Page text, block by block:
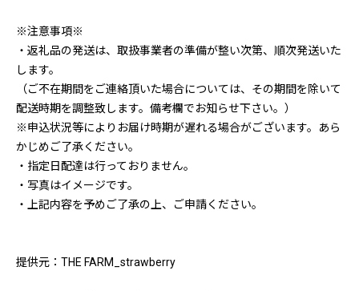
※注意事項※
・返礼品の発送は、取扱事業者の準備が整い次第、順次発送いた
します。
（ご不在期間をご連絡頂いた場合については、その期間を除いて
配送時期を調整致します。備考欄でお知らせ下さい。）
※申込状況等によりお届け時期が遅れる場合がございます。あら
かじめご了承ください。
・指定日配達は行っておりません。
・写真はイメージです。
・上記内容を予めご了承の上、ご申請ください。
提供元：THE FARM_strawberry